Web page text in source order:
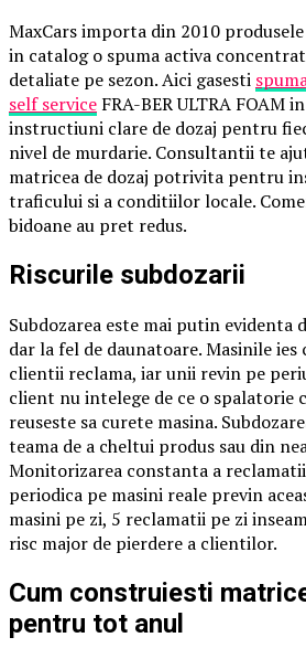
MaxCars importa din 2010
in catalog o spuma activa
detaliate pe sezon. Aici gasesti
self service FRA-BER ULTRA FOAM
instructiuni clare de dozaj pentru
nivel de murdarie. Consultantii te
matricea de dozaj potrivita pentru
traficului si a conditiilor locale.
bidoane au pret redus.
Riscurile subdozarii
Subdozarea este mai putin evidenta
dar la fel de daunatoare. Masinile ies
clientii reclama, iar unii revin pe
client nu intelege de ce o spalatorie
reuseste sa curete masina.
teama de a cheltui produs sau din
Monitorizarea constanta a
periodica pe masini reale previn
masini pe zi, 5 reclamatii pe zi
risc major de pierdere a clientilor.
Cum construiesti
pentru tot anul